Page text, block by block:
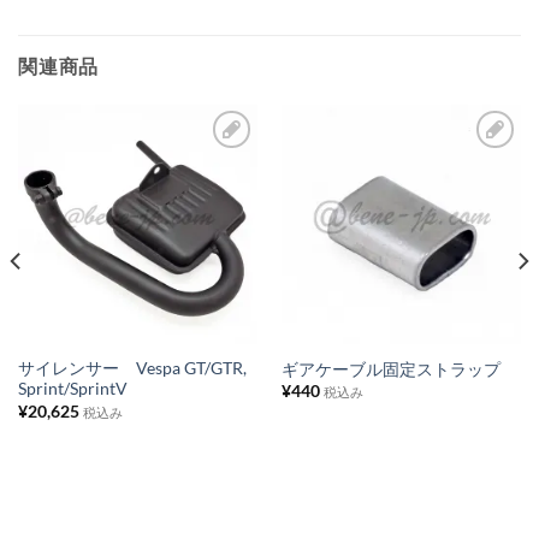
関連商品
お
気
に
入
り
ス
サイレンサー Vespa GT/GTR,
Sprint/SprintV
¥20,625 税込み
に
入
ギアケーブル固定ストラップ
¥440 税込み